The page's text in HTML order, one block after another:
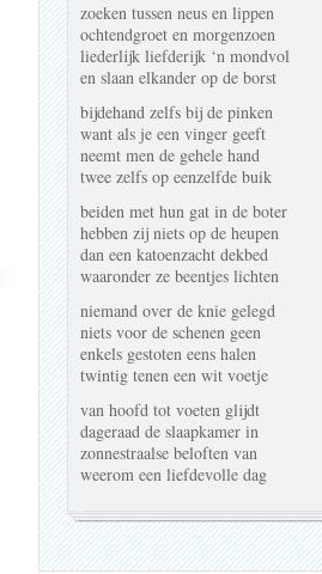
zoeken tussen neus en lippen
ochtendgroet en morgenzoen
liederlijk liefderijk ‘n mondvol
en slaan elkander op de borst
bijdehand zelfs bij de pinken
want als je een vinger geeft
neemt men de gehele hand
twee zelfs op eenzelfde buik
beiden met hun gat in de boter
hebben zij niets op de heupen
dan een katoenzacht dekbed
waaronder ze beentjes lichten
niemand over de knie gelegd
niets voor de schenen geen
enkels gestoten eens halen
twintig tenen een wit voetje
van hoofd tot voeten glijdt
dageraad de slaapkamer in
zonnestraalse beloften van
weerom een liefdevolle dag